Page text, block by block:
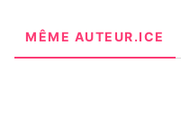
MÊME AUTEUR.ICE